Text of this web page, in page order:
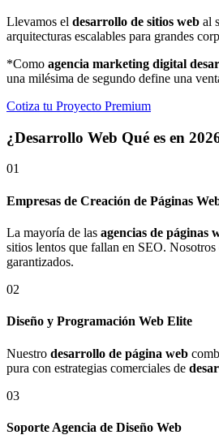
Llevamos el desarrollo de sitios web al
arquitecturas escalables para grandes
*Como agencia marketing digital
una milésima de segundo define una
Cotiza tu Proyecto Premium
¿Desarrollo Web Qué es en
01
Empresas de Creación de Páginas
La mayoría de las agencias de páginas
sitios lentos que fallan en SEO. Nosotros
garantizados.
02
Diseño y Programación Web Elite
Nuestro desarrollo de página web
pura con estrategias comerciales de
03
Soporte Agencia de Diseño Web